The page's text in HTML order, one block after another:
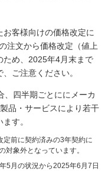
客様向けの価格改定に
注文から価格改定（値上
ため、2025年4月末まで
ご注意ください。
、四半期ごとににメーカ
品・サービスにより若干
す。
定前に契約済みの3年契約に
対象外となっています。
5月の状況から2025年6月7日